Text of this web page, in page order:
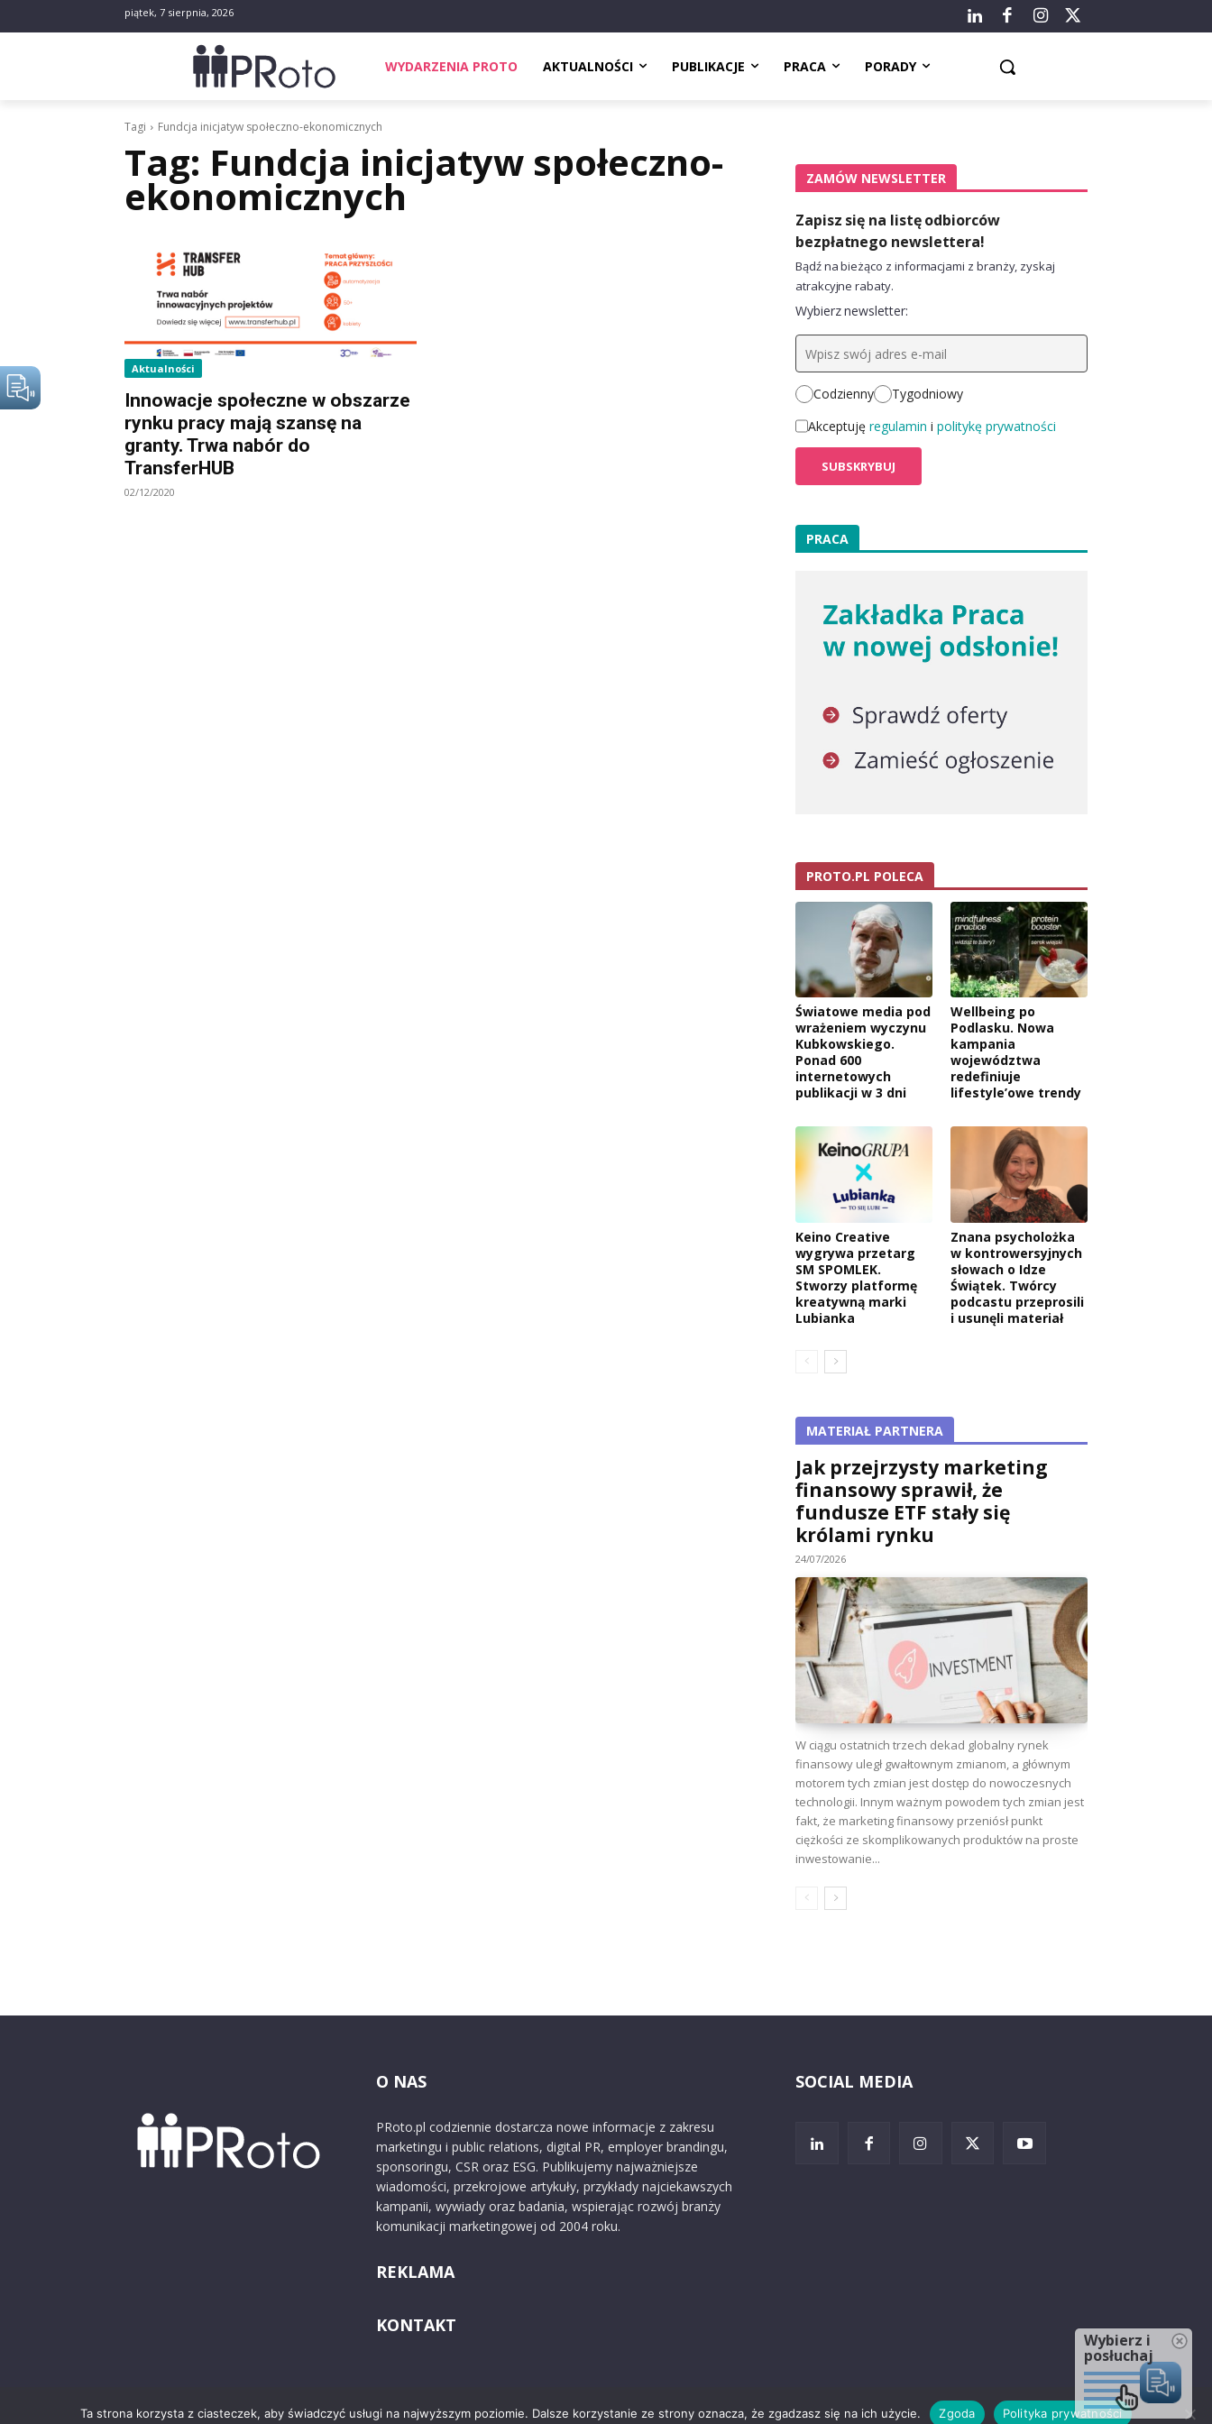
piątek, 7 sierpnia, 2026
WYDARZENIA PROTO AKTUALNOŚCI PUBLIKACJE PRACA PORADY
Tagi Fundcja inicjatyw społeczno-ekonomicznych
Tag: Fundcja inicjatyw społeczno-
ekonomicznych
Aktualności
Innowacje społeczne w obszarze
rynku pracy mają szansę na
granty. Trwa nabór do
TransferHUB
02/12/2020
ZAMÓW NEWSLETTER
Zapisz się na listę odbiorców
bezpłatnego newslettera!
Bądź na bieżąco z informacjami z branży, zyskaj
atrakcyjne rabaty.
Wybierz newsletter:
Codzienny
Tygodniowy
Akceptuję regulamin i politykę prywatności
PRACA
PROTO.PL POLECA
Światowe media pod
wrażeniem wyczynu
Kubkowskiego.
Ponad 600
internetowych
publikacji w 3 dni
Wellbeing po
Podlasku. Nowa
kampania
województwa
redefiniuje
lifestyle’owe trendy
Keino Creative
wygrywa przetarg
SM SPOMLEK.
Stworzy platformę
kreatywną marki
Lubianka
Znana psycholożka
w kontrowersyjnych
słowach o Idze
Świątek. Twórcy
podcastu przeprosili
i usunęli materiał
MATERIAŁ PARTNERA
Jak przejrzysty marketing
finansowy sprawił, że
fundusze ETF stały się
królami rynku
24/07/2026
W ciągu ostatnich trzech dekad globalny rynek
finansowy uległ gwałtownym zmianom, a głównym
motorem tych zmian jest dostęp do nowoczesnych
technologii. Innym ważnym powodem tych zmian jest
fakt, że marketing finansowy przeniósł punkt
ciężkości ze skomplikowanych produktów na proste
inwestowanie...
O NAS
PRoto.pl codziennie dostarcza nowe informacje z zakresu
marketingu i public relations, digital PR, employer brandingu,
sponsoringu, CSR oraz ESG. Publikujemy najważniejsze
wiadomości, przekrojowe artykuły, przykłady najciekawszych
kampanii, wywiady oraz badania, wspierając rozwój branży
komunikacji marketingowej od 2004 roku.
REKLAMA
KONTAKT
SOCIAL MEDIA
Ta strona korzysta z ciasteczek, aby świadczyć usługi na najwyższym poziomie. Dalsze korzystanie ze strony oznacza, że zgadzasz się na ich użycie. Zgoda Polityka prywatności
Wybierz i
posłuchaj